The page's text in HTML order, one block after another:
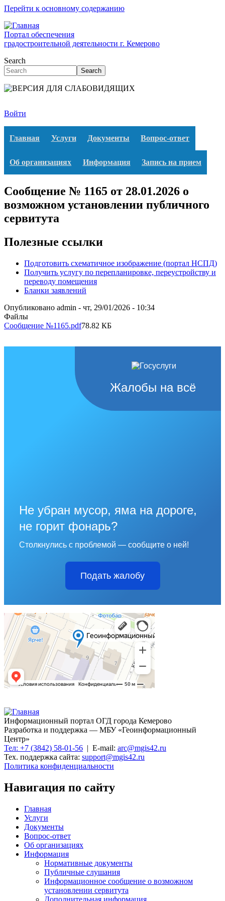
Перейти к основному содержанию
Портал обеспечения
градостроительной деятельности г. Кемерово
Search
Search
Войти
Главная Услуги Документы Вопрос-ответ
Об организациях Информация Запись на прием
Сообщение № 1165 от 28.01.2026 о
возможном установлении публичного
сервитута
Полезные ссылки
Подготовить схематичное изображение (портал НСПД)
Получить услугу по перепланировке, переустройству и
переводу помещения
Бланки заявлений
Опубликовано admin - чт, 29/01/2026 - 10:34
Файлы
Сообщение №1165.pdf78.82 КБ
Жалобы на всё
Не убран мусор, яма на дороге,
не горит фонарь?
Столкнулись с проблемой — сообщите о ней!
Подать жалобу
Информационный портал ОГД города Кемерово
Разработка и поддержка — МБУ «Геоинформационный
Центр»
Тел: +7 (3842) 58-01-56 | E-mail: arc@mgis42.ru
Тех. поддержка сайта: support@mgis42.ru
Политика конфиденциальности
Навигация по сайту
Главная
Услуги
Документы
Вопрос-ответ
Об организациях
Информация
Нормативные документы
Публичные слушания
Информационное сообщение о возможном
установлении сервитута
Дополнительная информация